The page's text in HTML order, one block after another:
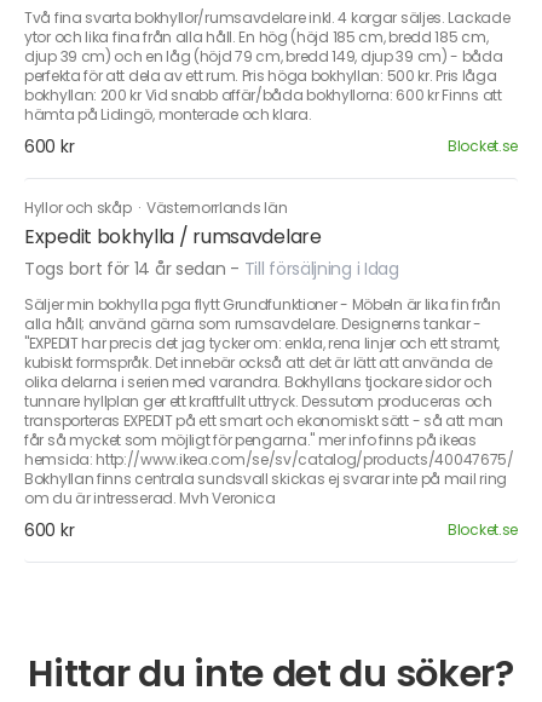
Två fina svarta bokhyllor/rumsavdelare inkl. 4 korgar säljes. Lackade
ytor och lika fina från alla håll. En hög (höjd 185 cm, bredd 185 cm,
djup 39 cm) och en låg (höjd 79 cm, bredd 149, djup 39 cm) - båda
perfekta för att dela av ett rum. Pris höga bokhyllan: 500 kr. Pris låga
bokhyllan: 200 kr Vid snabb affär/båda bokhyllorna: 600 kr Finns att
hämta på Lidingö, monterade och klara.
600 kr Blocket.se
Hyllor och skåp ·Västernorrlands län
Expedit bokhylla / rumsavdelare
Togs bort för 14 år sedan - Till försäljning i Idag
Säljer min bokhylla pga flytt Grundfunktioner - Möbeln är lika fin från
alla håll; använd gärna som rumsavdelare. Designerns tankar -
"EXPEDIT har precis det jag tycker om: enkla, rena linjer och ett stramt,
kubiskt formspråk. Det innebär också att det är lätt att använda de
olika delarna i serien med varandra. Bokhyllans tjockare sidor och
tunnare hyllplan ger ett kraftfullt uttryck. Dessutom produceras och
transporteras EXPEDIT på ett smart och ekonomiskt sätt - så att man
får så mycket som möjligt för pengarna." mer info finns på ikeas
hemsida: http://www.ikea.com/se/sv/catalog/products/40047675/
Bokhyllan finns centrala sundsvall skickas ej svarar inte på mail ring
om du är intresserad. Mvh Veronica
600 kr Blocket.se
Hittar du inte det du söker?